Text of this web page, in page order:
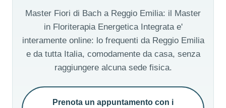
Master Fiori di Bach a Reggio Emilia: il Master
in Floriterapia Energetica Integrata e'
interamente online: lo frequenti da Reggio Emilia
e da tutta Italia, comodamente da casa, senza
raggiungere alcuna sede fisica.
Prenota un appuntamento con i